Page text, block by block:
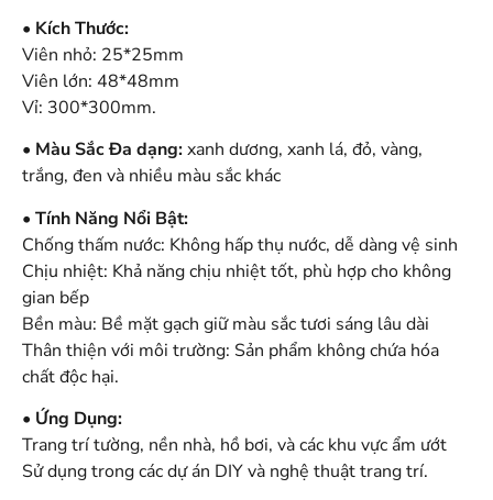
• Kích Thước:
Viên nhỏ: 25*25mm
Viên lớn: 48*48mm
Vỉ: 300*300mm.
• Màu Sắc Đa dạng:xanh dương, xanh lá, đỏ, vàng,
trắng, đen và nhiều màu sắc khác
• Tính Năng Nổi Bật:
Chống thấm nước: Không hấp thụ nước, dễ dàng vệ sinh
Chịu nhiệt: Khả năng chịu nhiệt tốt, phù hợp cho không
gian bếp
Bền màu: Bề mặt gạch giữ màu sắc tươi sáng lâu dài
Thân thiện với môi trường: Sản phẩm không chứa hóa
chất độc hại.
• Ứng Dụng:
Trang trí tường, nền nhà, hồ bơi, và các khu vực ẩm ướt
Sử dụng trong các dự án DIY và nghệ thuật trang trí.